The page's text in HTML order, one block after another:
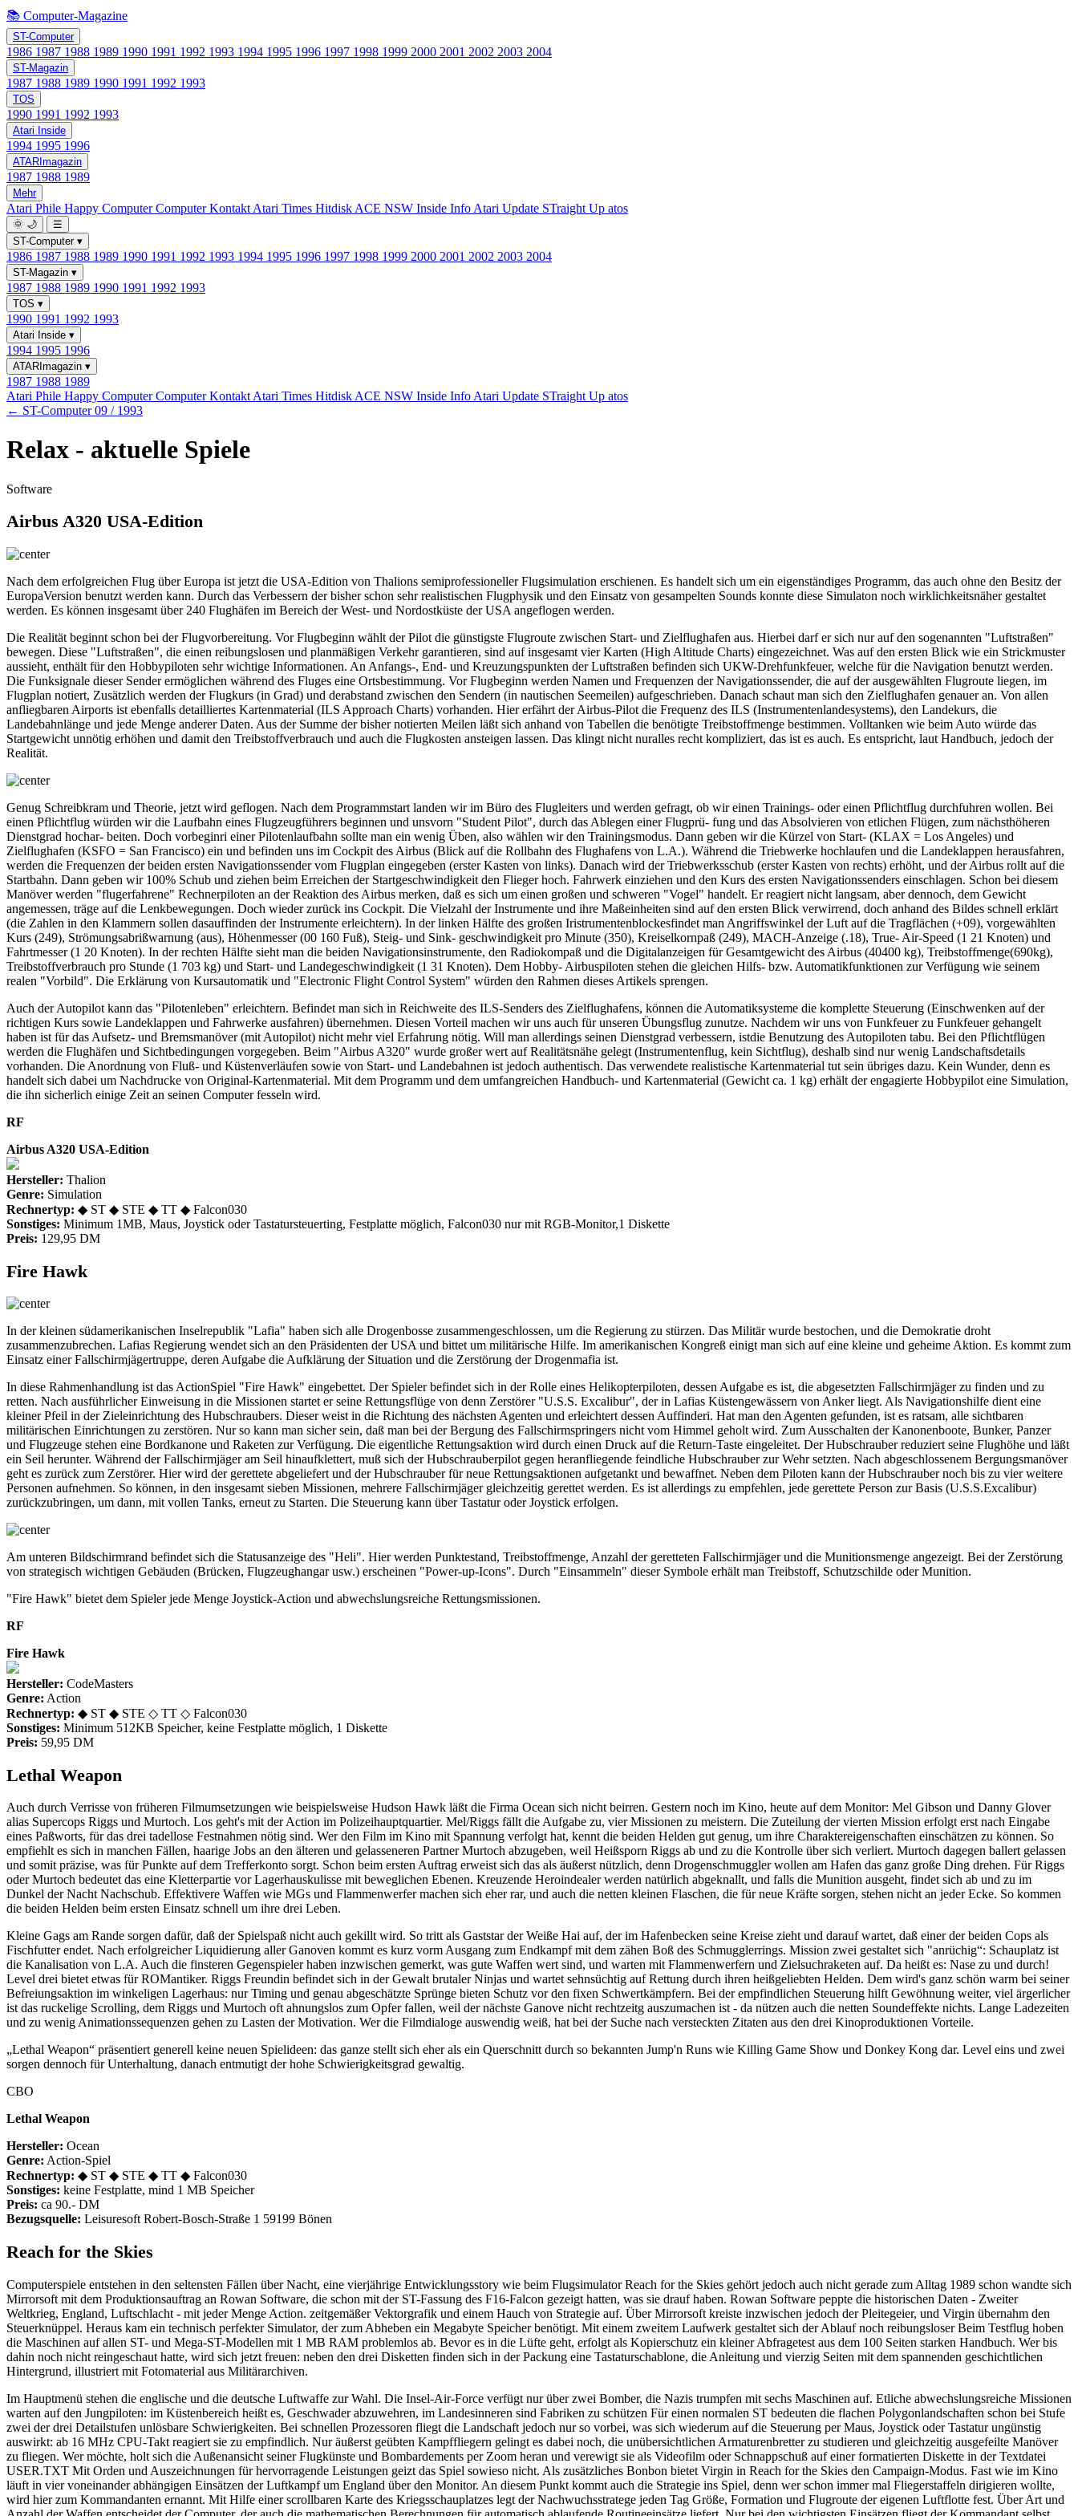
📚 Computer-Magazine
ST-Computer
1986 1987 1988 1989 1990 1991 1992 1993 1994 1995 1996 1997 1998 1999 2000 2001 2002 2003 2004
ST-Magazin
1987 1988 1989 1990 1991 1992 1993
TOS
1990 1991 1992 1993
Atari Inside
1994 1995 1996
ATARImagazin
1987 1988 1989
Mehr
Atari Phile Happy ComputerComputer Kontakt Atari Times Hitdisk ACE NSW Inside Info Atari Update STraight Up atos
🌞 🌙
☰
ST-Computer ▾
1986 1987 1988 1989 1990 1991 1992 1993 1994 1995 1996 1997 1998 1999 2000 2001 2002 2003 2004
ST-Magazin ▾
1987 1988 1989 1990 1991 1992 1993
TOS ▾
1990 1991 1992 1993
Atari Inside ▾
1994 1995 1996
ATARImagazin ▾
1987 1988 1989
Atari Phile Happy ComputerComputer Kontakt Atari Times Hitdisk ACE NSW Inside Info Atari Update STraight Up atos
← ST-Computer 09 / 1993
Relax - aktuelle Spiele
Software
Airbus A320 USA-Edition
Nach dem erfolgreichen Flug über Europa ist jetzt die USA-Edition von Thalions semiprofessioneller Flugsimulation erschienen. Es handelt sich um ein eigenständiges Programm, das auch ohne den Besitz der
EuropaVersion benutzt werden kann. Durch das Verbessern der bisher schon sehr realistischen Flugphysik und den Einsatz von gesampelten Sounds konnte diese Simulaton noch wirklichkeitsnäher gestaltet
werden. Es können insgesamt über 240 Flughäfen im Bereich der West- und Nordostküste der USA angeflogen werden.
Die Realität beginnt schon bei der Flugvorbereitung. Vor Flugbeginn wählt der Pilot die günstigste Flugroute zwischen Start- und Zielflughafen aus. Hierbei darf er sich nur auf den sogenannten "Luftstraßen"
bewegen. Diese "Luftstraßen", die einen reibungslosen und planmäßigen Verkehr garantieren, sind auf insgesamt vier Karten (High Altitude Charts) eingezeichnet. Was auf den ersten Blick wie ein Strickmuster
aussieht, enthält für den Hobbypiloten sehr wichtige Informationen. An Anfangs-, End- und Kreuzungspunkten der Luftstraßen befinden sich UKW-Drehfunkfeuer, welche für die Navigation benutzt werden.
Die Funksignale dieser Sender ermöglichen während des Fluges eine Ortsbestimmung. Vor Flugbeginn werden Namen und Frequenzen der Navigationssender, die auf der ausgewählten Flugroute liegen, im
Flugplan notiert, Zusätzlich werden der Flugkurs (in Grad) und derabstand zwischen den Sendern (in nautischen Seemeilen) aufgeschrieben. Danach schaut man sich den Zielflughafen genauer an. Von allen
anfliegbaren Airports ist ebenfalls detailliertes Kartenmaterial (ILS Approach Charts) vorhanden. Hier erfährt der Airbus-Pilot die Frequenz des ILS (Instrumentenlandesystems), den Landekurs, die
Landebahnlänge und jede Menge anderer Daten. Aus der Summe der bisher notierten Meilen läßt sich anhand von Tabellen die benötigte Treibstoffmenge bestimmen. Volltanken wie beim Auto würde das
Startgewicht unnötig erhöhen und damit den Treibstoffverbrauch und auch die Flugkosten ansteigen lassen. Das klingt nicht nuralles recht kompliziert, das ist es auch. Es entspricht, laut Handbuch, jedoch der
Realität.
Genug Schreibkram und Theorie, jetzt wird geflogen. Nach dem Programmstart landen wir im Büro des Flugleiters und werden gefragt, ob wir einen Trainings- oder einen Pflichtflug durchfuhren wollen. Bei
einen Pflichtflug würden wir die Laufbahn eines Flugzeugführers beginnen und unsvorn "Student Pilot", durch das Ablegen einer Flugprü- fung und das Absolvieren von etlichen Flügen, zum nächsthöheren
Dienstgrad hochar- beiten. Doch vorbeginri einer Pilotenlaufbahn sollte man ein wenig Üben, also wählen wir den Trainingsmodus. Dann geben wir die Kürzel von Start- (KLAX = Los Angeles) und
Zielflughafen (KSFO = San Francisco) ein und befinden uns im Cockpit des Airbus (Blick auf die Rollbahn des Flughafens von L.A.). Während die Triebwerke hochlaufen und die Landeklappen herausfahren,
werden die Frequenzen der beiden ersten Navigationssender vom Flugplan eingegeben (erster Kasten von links). Danach wird der Triebwerksschub (erster Kasten von rechts) erhöht, und der Airbus rollt auf die
Startbahn. Dann geben wir 100% Schub und ziehen beim Erreichen der Startgeschwindigkeit den Flieger hoch. Fahrwerk einziehen und den Kurs des ersten Navigationssenders einschlagen. Schon bei diesem
Manöver werden "flugerfahrene" Rechnerpiloten an der Reaktion des Airbus merken, daß es sich um einen großen und schweren "Vogel" handelt. Er reagiert nicht langsam, aber dennoch, dem Gewicht
angemessen, träge auf die Lenkbewegungen. Doch wieder zurück ins Cockpit. Die Vielzahl der Instrumente und ihre Maßeinheiten sind auf den ersten Blick verwirrend, doch anhand des Bildes schnell erklärt
(die Zahlen in den Klammern sollen dasauffinden der Instrumente erleichtern). In der linken Hälfte des großen Iristrumentenblockesfindet man Angriffswinkel der Luft auf die Tragflächen (+09), vorgewählten
Kurs (249), Strömungsabrißwarnung (aus), Höhenmesser (00 160 Fuß), Steig- und Sink- geschwindigkeit pro Minute (350), Kreiselkornpaß (249), MACH-Anzeige (.18), True- Air-Speed (1 21 Knoten) und
Fahrtmesser (1 20 Knoten). In der rechten Hälfte sieht man die beiden Navigationsinstrumente, den Radiokompaß und die Digitalanzeigen für Gesamtgewicht des Airbus (40400 kg), Treibstoffmenge(690kg),
Treibstoffverbrauch pro Stunde (1 703 kg) und Start- und Landegeschwindigkeit (1 31 Knoten). Dem Hobby- Airbuspiloten stehen die gleichen Hilfs- bzw. Automatikfunktionen zur Verfügung wie seinem
realen "Vorbild". Die Erklärung von Kursautomatik und "Electronic Flight Control System" würden den Rahmen dieses Artikels sprengen.
Auch der Autopilot kann das "Pilotenleben" erleichtern. Befindet man sich in Reichweite des ILS-Senders des Zielflughafens, können die Automatiksysteme die komplette Steuerung (Einschwenken auf der
richtigen Kurs sowie Landeklappen und Fahrwerke ausfahren) übernehmen. Diesen Vorteil machen wir uns auch für unseren Übungsflug zunutze. Nachdem wir uns von Funkfeuer zu Funkfeuer gehangelt
haben ist für das Aufsetz- und Bremsmanöver (mit Autopilot) nicht mehr viel Erfahrung nötig. Will man allerdings seinen Dienstgrad verbessern, istdie Benutzung des Autopiloten tabu. Bei den Pflichtflügen
werden die Flughäfen und Sichtbedingungen vorgegeben. Beim "Airbus A320" wurde großer wert auf Realitätsnähe gelegt (Instrumentenflug, kein Sichtflug), deshalb sind nur wenig Landschaftsdetails
vorhanden. Die Anordnung von Fluß- und Küstenverläufen sowie von Start- und Landebahnen ist jedoch authentisch. Das verwendete realistische Kartenmaterial tut sein übriges dazu. Kein Wunder, denn es
handelt sich dabei um Nachdrucke von Original-Kartenmaterial. Mit dem Programm und dem umfangreichen Handbuch- und Kartenmaterial (Gewicht ca. 1 kg) erhält der engagierte Hobbypilot eine Simulation,
die ihn sicherlich einige Zeit an seinen Computer fesseln wird.
RF
Airbus A320 USA-Edition
Hersteller: Thalion
Genre: Simulation
Rechnertyp: ◆ ST ◆ STE ◆ TT ◆ Falcon030
Sonstiges: Minimum 1MB, Maus, Joystick oder Tastatursteuerting, Festplatte möglich, Falcon030 nur mit RGB-Monitor,1 Diskette
Preis: 129,95 DM
Fire Hawk
In der kleinen südamerikanischen Inselrepublik "Lafia" haben sich alle Drogenbosse zusammengeschlossen, um die Regierung zu stürzen. Das Militär wurde bestochen, und die Demokratie droht
zusammenzubrechen. Lafias Regierung wendet sich an den Präsidenten der USA und bittet um militärische Hilfe. Im amerikanischen Kongreß einigt man sich auf eine kleine und geheime Aktion. Es kommt zum
Einsatz einer Fallschirmjägertruppe, deren Aufgabe die Aufklärung der Situation und die Zerstörung der Drogenmafia ist.
In diese Rahmenhandlung ist das ActionSpiel "Fire Hawk" eingebettet. Der Spieler befindet sich in der Rolle eines Helikopterpiloten, dessen Aufgabe es ist, die abgesetzten Fallschirmjäger zu finden und zu
retten. Nach ausführlicher Einweisung in die Missionen startet er seine Rettungsflüge von denn Zerstörer "U.S.S. Excalibur", der in Lafias Küstengewässern von Anker liegt. Als Navigationshilfe dient eine
kleiner Pfeil in der Zieleinrichtung des Hubschraubers. Dieser weist in die Richtung des nächsten Agenten und erleichtert dessen Auffinderi. Hat man den Agenten gefunden, ist es ratsam, alle sichtbaren
militärischen Einrichtungen zu zerstören. Nur so kann man sicher sein, daß man bei der Bergung des Fallschirmspringers nicht vom Himmel geholt wird. Zum Ausschalten der Kanonenboote, Bunker, Panzer
und Flugzeuge stehen eine Bordkanone und Raketen zur Verfügung. Die eigentliche Rettungsaktion wird durch einen Druck auf die Return-Taste eingeleitet. Der Hubschrauber reduziert seine Flughöhe und läßt
ein Seil herunter. Während der Fallschirmjäger am Seil hinaufklettert, muß sich der Hubschrauberpilot gegen heranfliegende feindliche Hubschrauber zur Wehr setzten. Nach abgeschlossenem Bergungsmanöver
geht es zurück zum Zerstörer. Hier wird der gerettete abgeliefert und der Hubschrauber für neue Rettungsaktionen aufgetankt und bewaffnet. Neben dem Piloten kann der Hubschrauber noch bis zu vier weitere
Personen aufnehmen. So können, in den insgesamt sieben Missionen, mehrere Fallschirmjäger gleichzeitig gerettet werden. Es ist allerdings zu empfehlen, jede gerettete Person zur Basis (U.S.S.Excalibur)
zurückzubringen, um dann, mit vollen Tanks, erneut zu Starten. Die Steuerung kann über Tastatur oder Joystick erfolgen.
Am unteren Bildschirmrand befindet sich die Statusanzeige des "Heli". Hier werden Punktestand, Treibstoffmenge, Anzahl der geretteten Fallschirmjäger und die Munitionsmenge angezeigt. Bei der Zerstörung
von strategisch wichtigen Gebäuden (Brücken, Flugzeughangar usw.) erscheinen "Power-up-Icons". Durch "Einsammeln" dieser Symbole erhält man Treibstoff, Schutzschilde oder Munition.
"Fire Hawk" bietet dem Spieler jede Menge Joystick-Action und abwechslungsreiche Rettungsmissionen.
RF
Fire Hawk
Hersteller: CodeMasters
Genre: Action
Rechnertyp: ◆ ST ◆ STE ◇ TT ◇ Falcon030
Sonstiges: Minimum 512KB Speicher, keine Festplatte möglich, 1 Diskette
Preis: 59,95 DM
Lethal Weapon
Auch durch Verrisse von früheren Filmumsetzungen wie beispielsweise Hudson Hawk läßt die Firma Ocean sich nicht beirren. Gestern noch im Kino, heute auf dem Monitor: Mel Gibson und Danny Glover
alias Supercops Riggs und Murtoch. Los geht's mit der Action im Polizeihauptquartier. Mel/Riggs fällt die Aufgabe zu, vier Missionen zu meistern. Die Zuteilung der vierten Mission erfolgt erst nach Eingabe
eines Paßworts, für das drei tadellose Festnahmen nötig sind. Wer den Film im Kino mit Spannung verfolgt hat, kennt die beiden Helden gut genug, um ihre Charaktereigenschaften einschätzen zu können. So
empfiehlt es sich in manchen Fällen, haarige Jobs an den älteren und gelasseneren Partner Murtoch abzugeben, weil Heißsporn Riggs ab und zu die Kontrolle über sich verliert. Murtoch dagegen ballert gelassen
und somit präzise, was für Punkte auf dem Trefferkonto sorgt. Schon beim ersten Auftrag erweist sich das als äußerst nützlich, denn Drogenschmuggler wollen am Hafen das ganz große Ding drehen. Für Riggs
oder Murtoch bedeutet das eine Kletterpartie vor Lagerhauskulisse mit beweglichen Ebenen. Kreuzende Heroindealer werden natürlich abgeknallt, und falls die Munition ausgeht, findet sich ab und zu im
Dunkel der Nacht Nachschub. Effektivere Waffen wie MGs und Flammenwerfer machen sich eher rar, und auch die netten kleinen Flaschen, die für neue Kräfte sorgen, stehen nicht an jeder Ecke. So kommen
die beiden Helden beim ersten Einsatz schnell um ihre drei Leben.
Kleine Gags am Rande sorgen dafür, daß der Spielspaß nicht auch gekillt wird. So tritt als Gaststar der Weiße Hai auf, der im Hafenbecken seine Kreise zieht und darauf wartet, daß einer der beiden Cops als
Fischfutter endet. Nach erfolgreicher Liquidierung aller Ganoven kommt es kurz vorm Ausgang zum Endkampf mit dem zähen Boß des Schmugglerrings. Mission zwei gestaltet sich "anrüchig“: Schauplatz ist
die Kanalisation von L.A. Auch die finsteren Gegenspieler haben inzwischen gemerkt, was gute Waffen wert sind, und warten mit Flammenwerfern und Zielsuchraketen auf. Da heißt es: Nase zu und durch!
Level drei bietet etwas für ROMantiker. Riggs Freundin befindet sich in der Gewalt brutaler Ninjas und wartet sehnsüchtig auf Rettung durch ihren heißgeliebten Helden. Dem wird's ganz schön warm bei seiner
Befreiungsaktion im winkeligen Lagerhaus: nur Timing und genau abgeschätzte Sprünge bieten Schutz vor den fixen Schwertkämpfern. Bei der empfindlichen Steuerung hilft Gewöhnung weiter, viel ärgerlicher
ist das ruckelige Scrolling, dem Riggs und Murtoch oft ahnungslos zum Opfer fallen, weil der nächste Ganove nicht rechtzeitg auszumachen ist - da nützen auch die netten Soundeffekte nichts. Lange Ladezeiten
und zu wenig Animationssequenzen gehen zu Lasten der Motivation. Wer die Filmdialoge auswendig weiß, hat bei der Suche nach versteckten Zitaten aus den drei Kinoproduktionen Vorteile.
„Lethal Weapon“ präsentiert generell keine neuen Spielideen: das ganze stellt sich eher als ein Querschnitt durch so bekannten Jump'n Runs wie Killing Game Show und Donkey Kong dar. Level eins und zwei
sorgen dennoch für Unterhaltung, danach entmutigt der hohe Schwierigkeitsgrad gewaltig.
CBO
Lethal Weapon
Hersteller: Ocean
Genre: Action-Spiel
Rechnertyp: ◆ ST ◆ STE ◆ TT ◆ Falcon030
Sonstiges: keine Festplatte, mind 1 MB Speicher
Preis: ca 90.- DM
Bezugsquelle: Leisuresoft Robert-Bosch-Straße 1 59199 Bönen
Reach for the Skies
Computerspiele entstehen in den seltensten Fällen über Nacht, eine vierjährige Entwicklungsstory wie beim Flugsimulator Reach for the Skies gehört jedoch auch nicht gerade zum Alltag 1989 schon wandte sich
Mirrorsoft mit dem Produktionsauftrag an Rowan Software, die schon mit der ST-Fassung des F16-Falcon gezeigt hatten, was sie drauf haben. Rowan Software peppte die historischen Daten - Zweiter
Weltkrieg, England, Luftschlacht - mit jeder Menge Action. zeitgemäßer Vektorgrafik und einem Hauch von Strategie auf. Über Mirrorsoft kreiste inzwischen jedoch der Pleitegeier, und Virgin übernahm den
Steuerknüppel. Heraus kam ein technisch perfekter Simulator, der zum Abheben ein Megabyte Speicher benötigt. Mit einem zweitem Laufwerk gestaltet sich der Ablauf noch reibungsloser Beim Testflug hoben
die Maschinen auf allen ST- und Mega-ST-Modellen mit 1 MB RAM problemlos ab. Bevor es in die Lüfte geht, erfolgt als Kopierschutz ein kleiner Abfragetest aus dem 100 Seiten starken Handbuch. Wer bis
dahin noch nicht reingeschaut hatte, wird sich jetzt freuen: neben den drei Disketten finden sich in der Packung eine Tastaturschablone, die Anleitung und vierzig Seiten mit dem spannenden geschichtlichen
Hintergrund, illustriert mit Fotomaterial aus Militärarchiven.
Im Hauptmenü stehen die englische und die deutsche Luftwaffe zur Wahl. Die Insel-Air-Force verfügt nur über zwei Bomber, die Nazis trumpfen mit sechs Maschinen auf. Etliche abwechslungsreiche Missionen
warten auf den Jungpiloten: im Küstenbereich heißt es, Geschwader abzuwehren, im Landesinneren sind Fabriken zu schützen Für einen normalen ST bedeuten die flachen Polygonlandschaften schon bei Stufe
zwei der drei Detailstufen unlösbare Schwierigkeiten. Bei schnellen Prozessoren fliegt die Landschaft jedoch nur so vorbei, was sich wiederum auf die Steuerung per Maus, Joystick oder Tastatur ungünstig
auswirkt: ab 16 MHz CPU-Takt reagiert sie zu empfindlich. Nur äußerst geübten Kampffliegern gelingt es dabei noch, die unübersichtlichen Armaturenbretter zu studieren und gleichzeitig ausgefeilte Manöver
zu fliegen. Wer möchte, holt sich die Außenansicht seiner Flugkünste und Bombardements per Zoom heran und verewigt sie als Videofilm oder Schnappschuß auf einer formatierten Diskette in der Textdatei
USER.TXT Mit Orden und Auszeichnungen für hervorragende Leistungen geizt das Spiel sowieso nicht. Als zusätzliches Bonbon bietet Virgin in Reach for the Skies den Campaign-Modus. Fast wie im Kino
läuft in vier voneinander abhängigen Einsätzen der Luftkampf um England über den Monitor. An diesem Punkt kommt auch die Strategie ins Spiel, denn wer schon immer mal Fliegerstaffeln dirigieren wollte,
wird hier zum Kommandanten ernannt. Mit Hilfe einer scrollbaren Karte des Kriegsschauplatzes legt der Nachwuchsstratege jeden Tag Größe, Formation und Flugroute der eigenen Luftflotte fest. Über Art und